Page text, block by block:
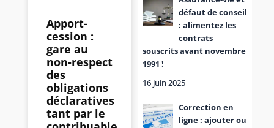
Apport-
cession :
gare au
non-respect
des
obligations
déclaratives
tant par le
défaut de conseil
: alimentez les
contrats
souscrits avant novembre
1991 !
16 juin 2025
Correction en
ligne : ajouter ou